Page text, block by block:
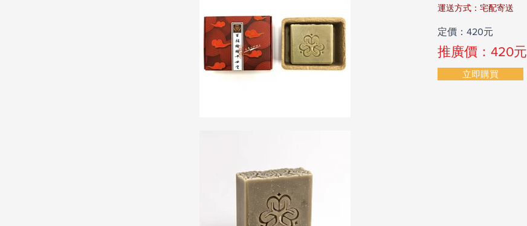
定價：420元
推廣價： 420元
立即購買
​運送方式：宅配寄送